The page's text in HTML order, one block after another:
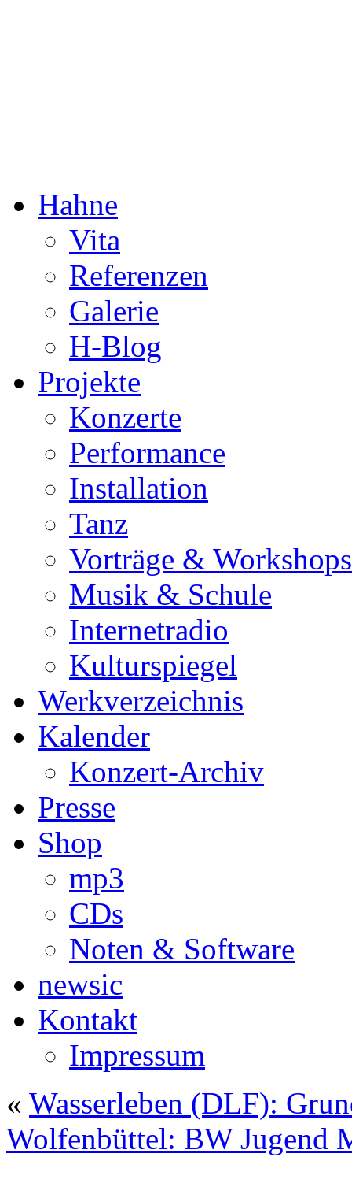
Hahne
Vita
Referenzen
Galerie
H-Blog
Projekte
Konzerte
Performance
Installation
Tanz
Vorträge & Workshops
Musik & Schule
Internetradio
Kulturspiegel
Werkverzeichnis
Kalender
Konzert-Archiv
Presse
Shop
mp3
CDs
Noten & Software
newsic
Kontakt
Impressum
« Wasserleben (DLF):
Wolfenbüttel: BW Jugend